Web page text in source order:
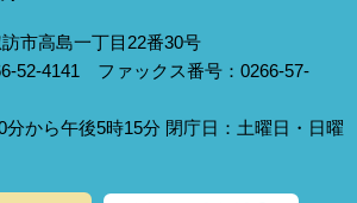
市高島一丁目22番30号
52-4141 ファックス番号：0266-57-
分から午後5時15分 閉庁日：土曜日・日曜